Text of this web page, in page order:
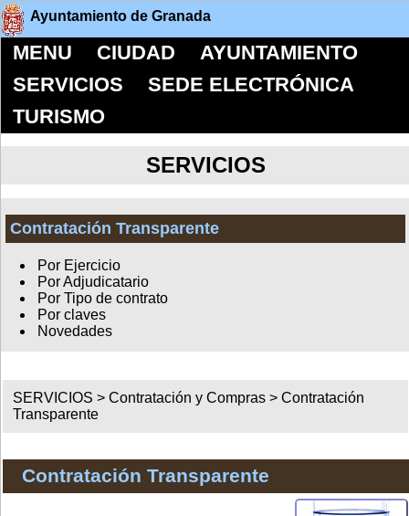
Ayuntamiento de Granada
MENU CIUDAD
AYUNTAMIENTO
SERVICIOS
SEDE ELECTRÓNICA
TURISMO
SERVICIOS
Contratación Transparente
Por Ejercicio
Por Adjudicatario
Por Tipo de contrato
Por claves
Novedades
SERVICIOS >Contratación y Compras >Contratación
Transparente
Contratación Transparente